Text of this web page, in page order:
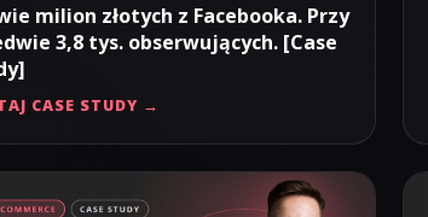
milion złotych z Facebooka. Przy
3,8 tys. obserwujących. [Case
CASE STUDY →